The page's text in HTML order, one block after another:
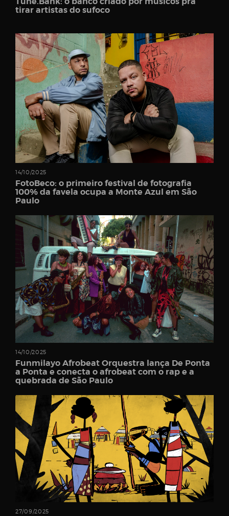
tirar artistas do sufoco
14/10/2025
FotoBeco: o primeiro festival de fotografia
100% da favela ocupa a Monte Azul em São
Paulo
14/10/2025
Funmilayo Afrobeat Orquestra lança De Ponta
a Ponta e conecta o afrobeat com o rap e a
quebrada de São Paulo
27/09/2025